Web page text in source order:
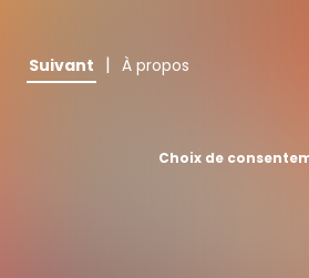
Suivant | À propos
Choix de